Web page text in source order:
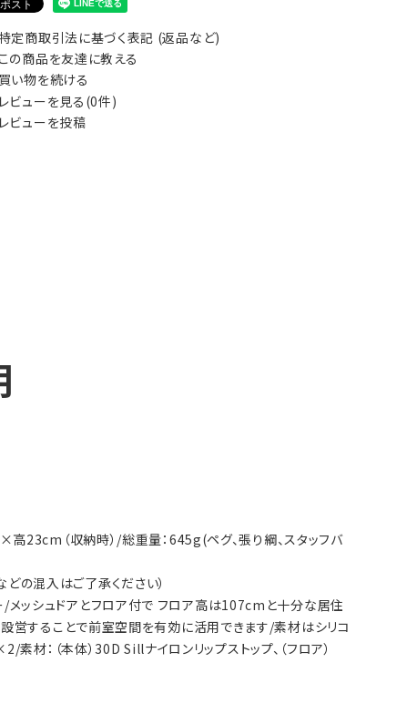
定商取引法に基づく表記 (返品など)
この商品を友達に教える
買い物を続ける
レビューを見る(0件)
レビューを投稿
（収納時）/総重量：645g(ペグ、張り綱、スタッフバ
の混入はご了承ください）
ッシュドアとフロア付で フロア高は107cmと十分な居住
営することで前室空間を有効に活用できます/素材はシリコ
：（本体）30D Sillナイロンリップストップ、（フロア）